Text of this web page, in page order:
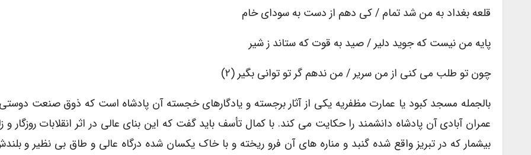
قلعه بغداد به من شد تمام / کی دهم از دست به سودای خام
پایه من نیست که جوید دلیر / صید به قوت که ستاند ز شیر
چون تو طلب می کنی از من سریر / من ندهم گر تو توانی بگیر (۲)
بالجمله مسجد کبود یا عمارت مظفریه یکی از آثار برجسته و یادگارهای خجسته آن پادشاه است که ذوق صنعت
عمران آبادی آن پادشاه دانشمند را حکایت می کند. با کمال تأسف باید گفت که این بنای عالی در اثر انقلابات روزگار و
بیشمار که در تبریز واقع شده گنبد و مناره های آن فرو ریخته و با خاک یکسان شده درگاه عالی و طاق بی نظیر و